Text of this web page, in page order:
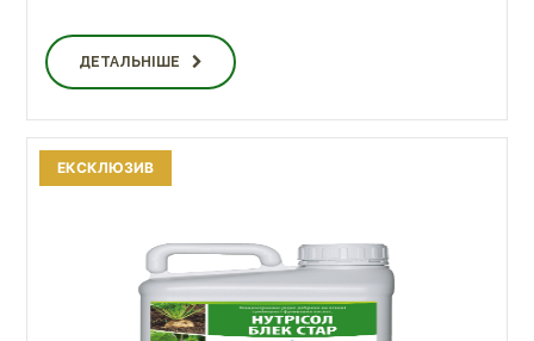
ДЕТАЛЬНІШЕ
ЕКСКЛЮЗИВ